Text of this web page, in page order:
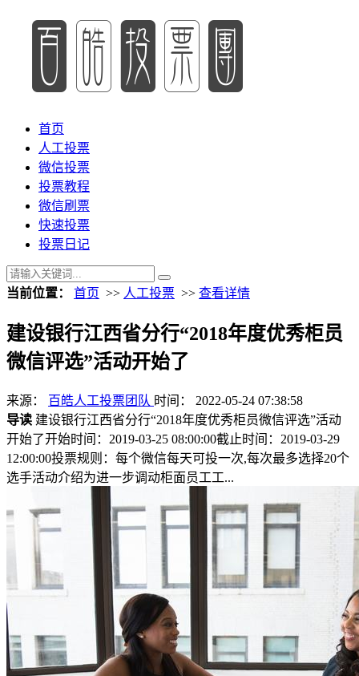
首页
人工投票
微信投票
投票教程
微信刷票
快速投票
投票日记
当前位置： 首页 >> 人工投票 >> 查看详情
建设银行江西省分行“2018年度优秀柜员
微信评选”活动开始了
来源： 百皓人工投票团队 时间： 2022-05-24 07:38:58
导读 建设银行江西省分行“2018年度优秀柜员微信评选”活动
开始了开始时间：2019-03-25 08:00:00截止时间：2019-03-29
12:00:00投票规则：每个微信每天可投一次,每次最多选择20个
选手活动介绍为进一步调动柜面员工工...